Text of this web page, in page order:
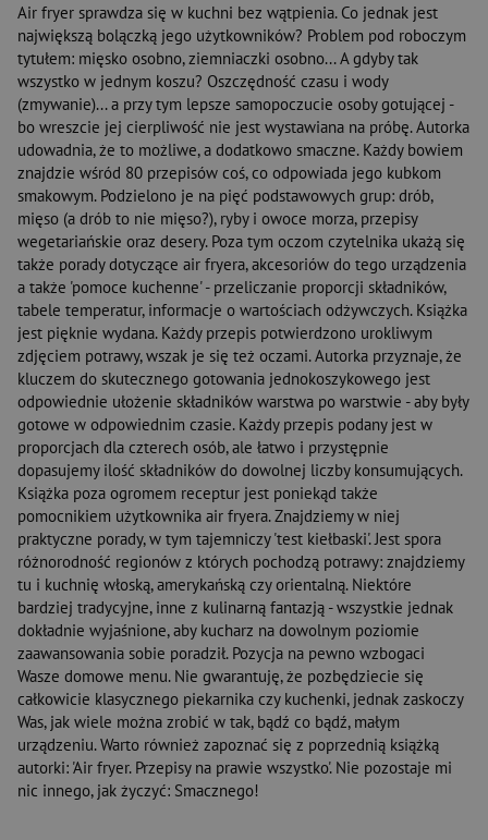
Air fryer sprawdza się w kuchni bez wątpienia. Co jednak jest
największą bolączką jego użytkowników? Problem pod roboczym
tytułem: mięsko osobno, ziemniaczki osobno... A gdyby tak
wszystko w jednym koszu? Oszczędność czasu i wody
(zmywanie)... a przy tym lepsze samopoczucie osoby gotującej -
bo wreszcie jej cierpliwość nie jest wystawiana na próbę. Autorka
udowadnia, że to możliwe, a dodatkowo smaczne. Każdy bowiem
znajdzie wśród 80 przepisów coś, co odpowiada jego kubkom
smakowym. Podzielono je na pięć podstawowych grup: drób,
mięso (a drób to nie mięso?), ryby i owoce morza, przepisy
wegetariańskie oraz desery. Poza tym oczom czytelnika ukażą się
także porady dotyczące air fryera, akcesoriów do tego urządzenia
a także 'pomoce kuchenne' - przeliczanie proporcji składników,
tabele temperatur, informacje o wartościach odżywczych. Książka
jest pięknie wydana. Każdy przepis potwierdzono urokliwym
zdjęciem potrawy, wszak je się też oczami. Autorka przyznaje, że
kluczem do skutecznego gotowania jednokoszykowego jest
odpowiednie ułożenie składników warstwa po warstwie - aby były
gotowe w odpowiednim czasie. Każdy przepis podany jest w
proporcjach dla czterech osób, ale łatwo i przystępnie
dopasujemy ilość składników do dowolnej liczby konsumujących.
Książka poza ogromem receptur jest poniekąd także
pomocnikiem użytkownika air fryera. Znajdziemy w niej
praktyczne porady, w tym tajemniczy 'test kiełbaski'. Jest spora
różnorodność regionów z których pochodzą potrawy: znajdziemy
tu i kuchnię włoską, amerykańską czy orientalną. Niektóre
bardziej tradycyjne, inne z kulinarną fantazją - wszystkie jednak
dokładnie wyjaśnione, aby kucharz na dowolnym poziomie
zaawansowania sobie poradził. Pozycja na pewno wzbogaci
Wasze domowe menu. Nie gwarantuję, że pozbędziecie się
całkowicie klasycznego piekarnika czy kuchenki, jednak zaskoczy
Was, jak wiele można zrobić w tak, bądź co bądź, małym
urządzeniu. Warto również zapoznać się z poprzednią książką
autorki: 'Air fryer. Przepisy na prawie wszystko'. Nie pozostaje mi
nic innego, jak życzyć: Smacznego!